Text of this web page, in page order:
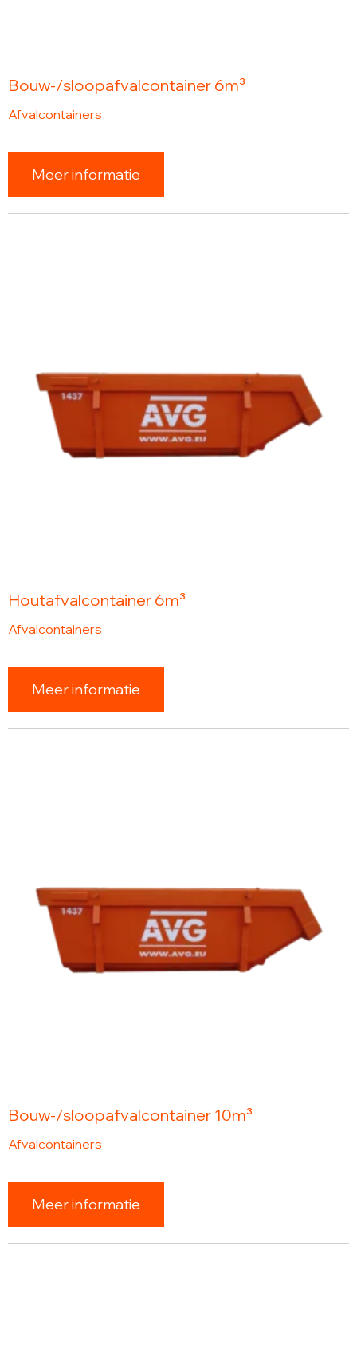
Bouw-/sloopafvalcontainer 6m³
Afvalcontainers
Meer informatie
Houtafvalcontainer 6m³
Afvalcontainers
Meer informatie
Bouw-/sloopafvalcontainer 10m³
Afvalcontainers
Meer informatie